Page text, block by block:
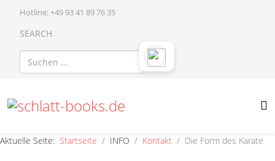
Hotline: +49 93 41 89 76 35
SEARCH
Aktuelle Seite: Startseite INFO Kontakt Die Form des Karate